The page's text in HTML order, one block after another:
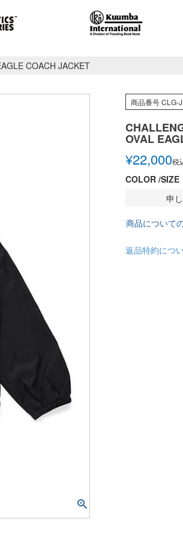
COACH JACKET
商品番号CLG-
OVAL
¥22,000税
COLOR SIZE
申
商品について
返品特約につ